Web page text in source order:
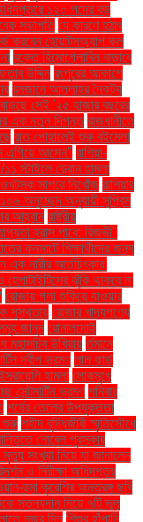
১২০ পদের বড়
সভাপতি যে কারণে হঠাৎ
করবেন হোয়াটসঅ্যাপ কল
রক্তে হিমোগ্লোবিন বাড়াবে
উদ্দিন রংপুরের আকাশে
রমজানে আল্লাহর নৈকট্য
সেই '২৫ হাজার বছরের
এক নতুন দিগন্ত রাজধানীতে
রাত পোহালেই শুরু বইমেলা
এগিয়ে আসেন" রাশিয়া-
স্টাইলে ড্রোন হামলা
ওখটস্ক সাগরে নিখোঁজ রাশিয়ার
১০৬ অনুচ্ছেদ অনুযায়ী সুপ্রিম
আহ্বান রাষ্ট্রীয়
হ্রাস পাবে: রিজভী"
কনসার্টে শিক্ষার্থীদের জন্য
এক নারীর আর্তচিৎকার'
ঝুঁকি থাকবে না
রোজায় গলা শুকিয়ে যাওয়ার
সুস্থতায় রোজার খাদ্যপণ্যে
জানুন রোনালদোই
মহাসচিব উখিয়ায় র্তমানে
দ্বীপ ভ্রমণ লাল কার্ড
হামলা লোকমুখে
সেন্টমার্টিন ভ্রমণ শনিবার
শর্ষের তেলের উপযুক্ততা
শুরু শহীদ বুদ্ধিজীবী স্মৃতিসৌধে
নোবেল পুরস্কার
সংখ্যা নিয়ে যা জানালেন
ও নিরীক্ষা অধিদপ্তর
হুমা কুরেশির অন্তরঙ্গ ছবি
স্তন্যদান নিয়ে ৭টি ভুল
নজর দিন শিশুর হাঁপানি